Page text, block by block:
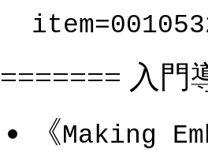
======= 入門
《Making